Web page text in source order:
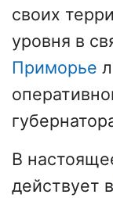
своих
уровня в
Приморье
В
действует в